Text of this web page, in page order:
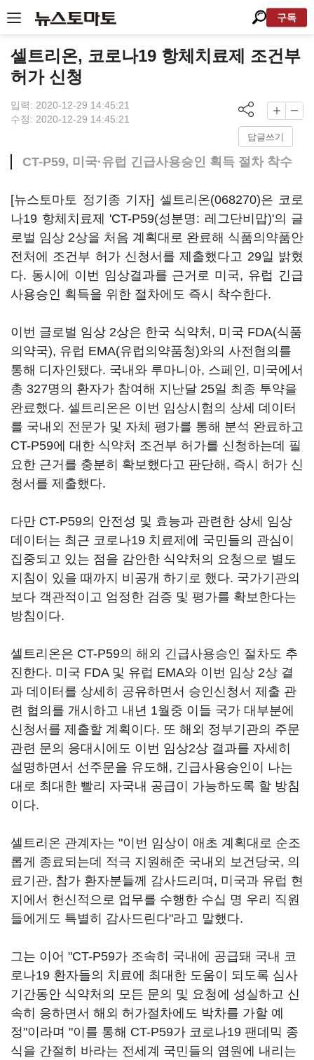
구독
셀트리온, 코로나19 항체치료제 조건부
허가 신청
입력: 2020-12-29 14:45:21
수정: 2020-12-29 14:45:21
답글쓰기
CT-P59, 미국·유럽 긴급사용승인 획득 절차 착수
[뉴스토마토 정기종 기자] 셀트리온(068270)은 코로
나19 항체치료제 'CT-P59(성분명: 레그단비맙)'의 글
로벌 임상 2상을 처음 계획대로 완료해 식품의약품안
전처에 조건부 허가 신청서를 제출했다고 29일 밝혔
다. 동시에 이번 임상결과를 근거로 미국, 유럽 긴급
사용승인 획득을 위한 절차에도 즉시 착수한다.
이번 글로벌 임상 2상은 한국 식약처, 미국 FDA(식품
의약국), 유럽 EMA(유럽의약품청)와의 사전협의를
통해 디자인됐다. 국내와 루마니아, 스페인, 미국에서
총 327명의 환자가 참여해 지난달 25일 최종 투약을
완료했다. 셀트리온은 이번 임상시험의 상세 데이터
를 국내외 전문가 및 자체 평가를 통해 분석 완료하고
CT-P59에 대한 식약처 조건부 허가를 신청하는데 필
요한 근거를 충분히 확보했다고 판단해, 즉시 허가 신
청서를 제출했다.
다만 CT-P59의 안전성 및 효능과 관련한 상세 임상
데이터는 최근 코로나19 치료제에 국민들의 관심이
집중되고 있는 점을 감안한 식약처의 요청으로 별도
지침이 있을 때까지 비공개 하기로 했다. 국가기관의
보다 객관적이고 엄정한 검증 및 평가를 확보한다는
방침이다.
셀트리온은 CT-P59의 해외 긴급사용승인 절차도 추
진한다. 미국 FDA 및 유럽 EMA와 이번 임상 2상 결
과 데이터를 상세히 공유하면서 승인신청서 제출 관
련 협의를 개시하고 내년 1월중 이들 국가 대부분에
신청서를 제출할 계획이다. 또 해외 정부기관의 주문
관련 문의 응대시에도 이번 임상2상 결과를 자세히
설명하면서 선주문을 유도해, 긴급사용승인이 나는
대로 최대한 빨리 자국내 공급이 가능하도록 할 방침
이다.
셀트리온 관계자는 "이번 임상이 애초 계획대로 순조
롭게 종료되는데 적극 지원해준 국내외 보건당국, 의
료기관, 참가 환자분들께 감사드리며, 미국과 유럽 현
지에서 헌신적으로 업무를 수행한 수십 명 우리 직원
들에게도 특별히 감사드린다"라고 말했다.
그는 이어 "CT-P59가 조속히 국내에 공급돼 국내 코
로나19 환자들의 치료에 최대한 도움이 되도록 심사
기간동안 식약처의 모든 문의 및 요청에 성실하고 신
속히 응하면서 해외 허가절차에도 박차를 가할 예
정"이라며 "이를 통해 CT-P59가 코로나19 팬데믹 종
식을 간절히 바라는 전세계 국민들의 염원에 내리는